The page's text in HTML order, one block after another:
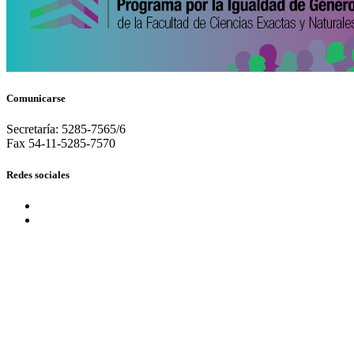
Comunicarse
Secretaría: 5285-7565/6
Fax 54-11-5285-7570
Redes sociales